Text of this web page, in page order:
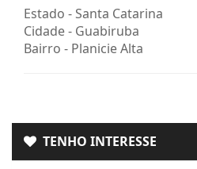
Estado -Santa Catarina
Cidade - Guabiruba
Bairro - Planicie Alta
TENHO INTERESSE